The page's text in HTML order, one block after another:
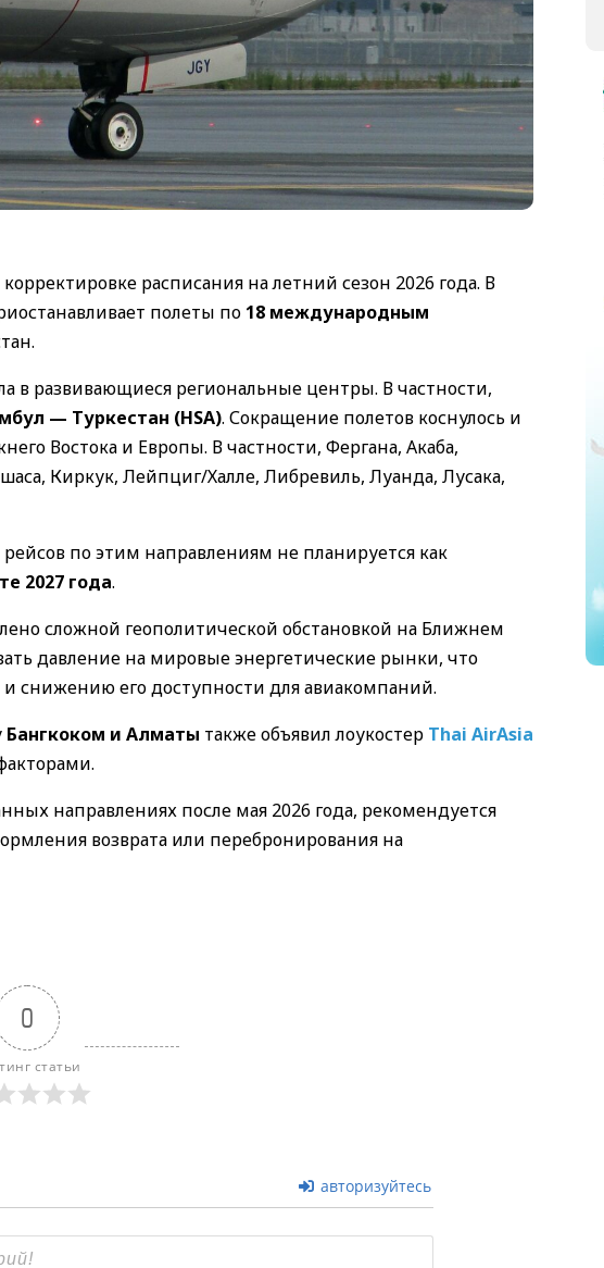
расписания на летний сезон 2026 года. В
полеты по 18 международным
в развивающиеся региональные центры. В частности,
— Туркестан (HSA). Сокращение полетов коснулось и
Востока и Европы. В частности, Фергана, Акаба,
Киркук, Лейпциг/Халле, Либревиль, Луанда, Лусака,
по этим направлениям не планируется как
2027 года.
сложной геополитической обстановкой на Ближнем
давление на мировые энергетические рынки, что
снижению его доступности для авиакомпаний.
Бангкоком и Алматы также объявил лоукостер Thai AirAsia
направлениях после мая 2026 года, рекомендуется
возврата или перебронирования на
0
статьи
авторизуйтесь